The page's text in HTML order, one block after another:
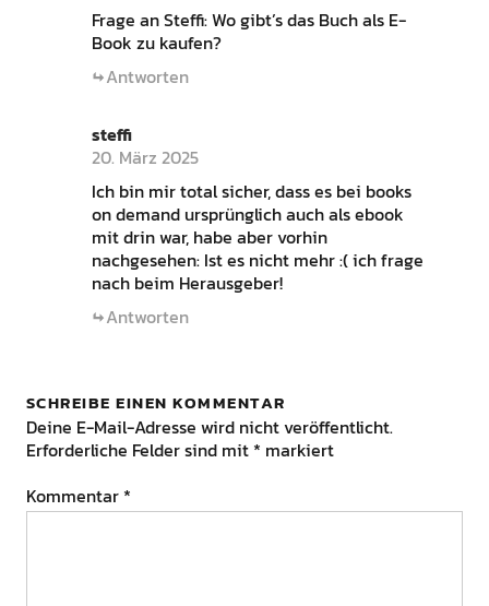
Frage an Steffi: Wo gibt’s das Buch als E-
Book zu kaufen?
Antworten
steffi
20. März 2025
Ich bin mir total sicher, dass es bei books
on demand ursprünglich auch als ebook
mit drin war, habe aber vorhin
nachgesehen: Ist es nicht mehr :( ich frage
nach beim Herausgeber!
Antworten
SCHREIBE EINEN KOMMENTAR
Deine E-Mail-Adresse wird nicht veröffentlicht.
Erforderliche Felder sind mit * markiert
Kommentar *